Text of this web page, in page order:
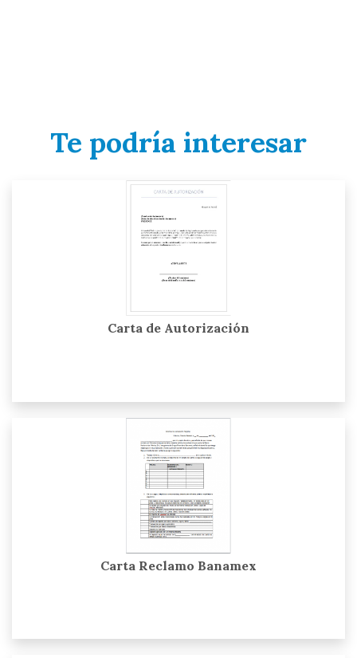
Te podría interesar
Carta de Autorización
Carta Reclamo Banamex